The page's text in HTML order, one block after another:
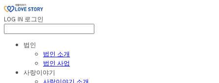
LOG IN 로그인
법인
법인 소개
법인 사업
사랑이야기